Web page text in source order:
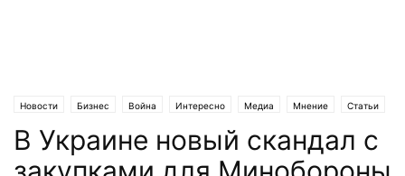
Новости Бизнес Война Интересно Медиа Мнение Статьи
В Украине новый скандал с